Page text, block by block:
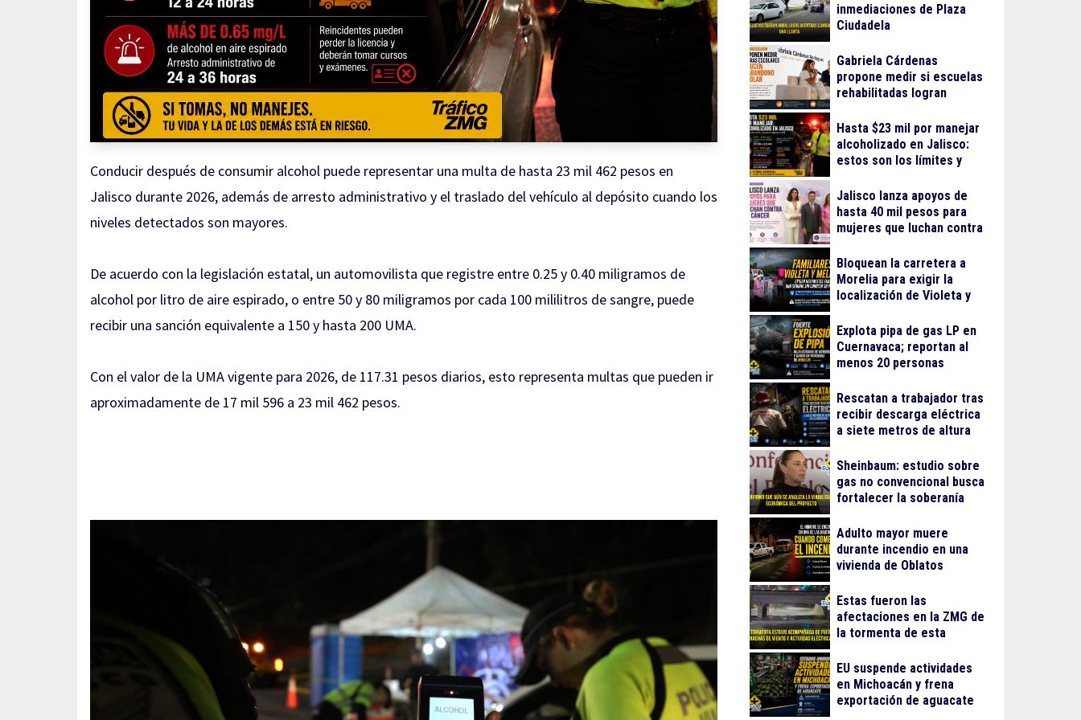
Conducir después de consumir alcohol puede representar una multa de hasta 23 mil 462 pesos en
Jalisco durante 2026, además de arresto administrativo y el traslado del vehículo al depósito cuando los
niveles detectados son mayores.
De acuerdo con la legislación estatal, un automovilista que registre entre 0.25 y 0.40 miligramos de
alcohol por litro de aire espirado, o entre 50 y 80 miligramos por cada 100 mililitros de sangre, puede
recibir una sanción equivalente a 150 y hasta 200 UMA.
Con el valor de la UMA vigente para 2026, de 117.31 pesos diarios, esto representa multas que pueden ir
aproximadamente de 17 mil 596 a 23 mil 462 pesos.
inmediaciones de Plaza
Ciudadela
Gabriela Cárdenas
propone medir si escuelas
rehabilitadas logran
escolar
Hasta $23 mil por manejar
alcoholizado en Jalisco:
estos son los límites y
Jalisco lanza apoyos de
hasta 40 mil pesos para
mujeres que luchan contra
Bloquean la carretera a
Morelia para exigir la
localización de Violeta y
Explota pipa de gas LP en
Cuernavaca; reportan al
menos 20 personas
Rescatan a trabajador tras
recibir descarga eléctrica
a siete metros de altura
Sheinbaum: estudio sobre
gas no convencional busca
fortalecer la soberanía
Adulto mayor muere
durante incendio en una
vivienda de Oblatos
Estas fueron las
afectaciones en la ZMG de
la tormenta de esta
EU suspende actividades
en Michoacán y frena
exportación de aguacate